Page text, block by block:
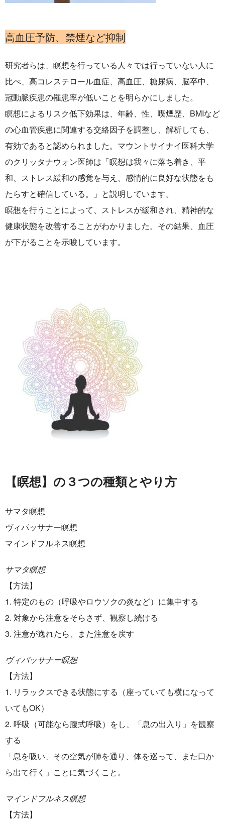
高血圧予防、禁煙など抑制
研究者らは、瞑想を行っている人々では行っていない人に
比べ、 高コレステロール血症、高血圧、糖尿病、脳卒中、
冠動脈疾患の罹患率が低いことを明らかにしました。
瞑想によるリスク低下効果は、年齢、性、喫煙歴、BMIなど
の心血管疾患に関連する交絡因子を調整し、解析しても、
有効であると認められました。マウントサイナイ医科大学
のクリッタナウォン医師は「瞑想は我々に落ち着き、平
和、ストレス緩和の感覚を与え、感情的に良好な状態をも
たらすと確信している。」と説明しています。
瞑想を行うことによって、ストレスが緩和され、精神的な
健康状態を改善することがわかりました。その結果、血圧
が下がることを示唆しています。
【瞑想】の３つの種類とやり方
サマタ瞑想
ヴィパッサナー瞑想
マインドフルネス瞑想
サマタ瞑想
【方法】
1. 特定のもの（呼吸やロウソクの炎など）に集中する
2. 対象から注意をそらさず、観察し続ける
3. 注意が逸れたら、また注意を戻す
ヴィパッサナー瞑想
【方法】
1. リラックスできる状態にする（座っていても横になって
いてもOK）
2. 呼吸（可能なら腹式呼吸）をし、「息の出入り」を観察
する
「息を吸い、その空気が肺を通り、体を巡って、また口か
ら出て行く」ことに気づくこと。
マインドフルネス瞑想
【方法】